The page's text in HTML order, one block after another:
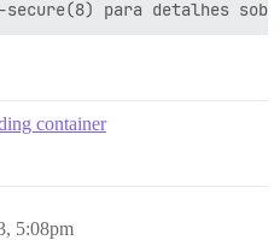
container
5:08pm